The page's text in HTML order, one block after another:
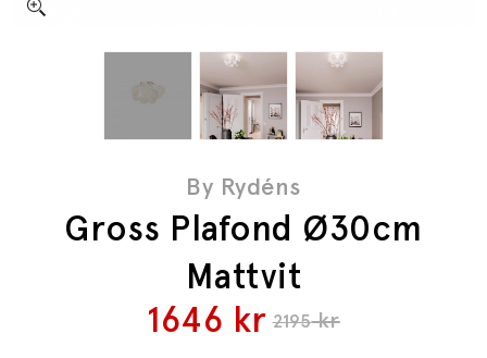
By Rydéns
Gross Plafond Ø30cm
Mattvit
2195kr
1646 kr